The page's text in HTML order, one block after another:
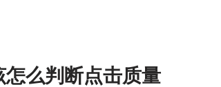
么判断点击质量